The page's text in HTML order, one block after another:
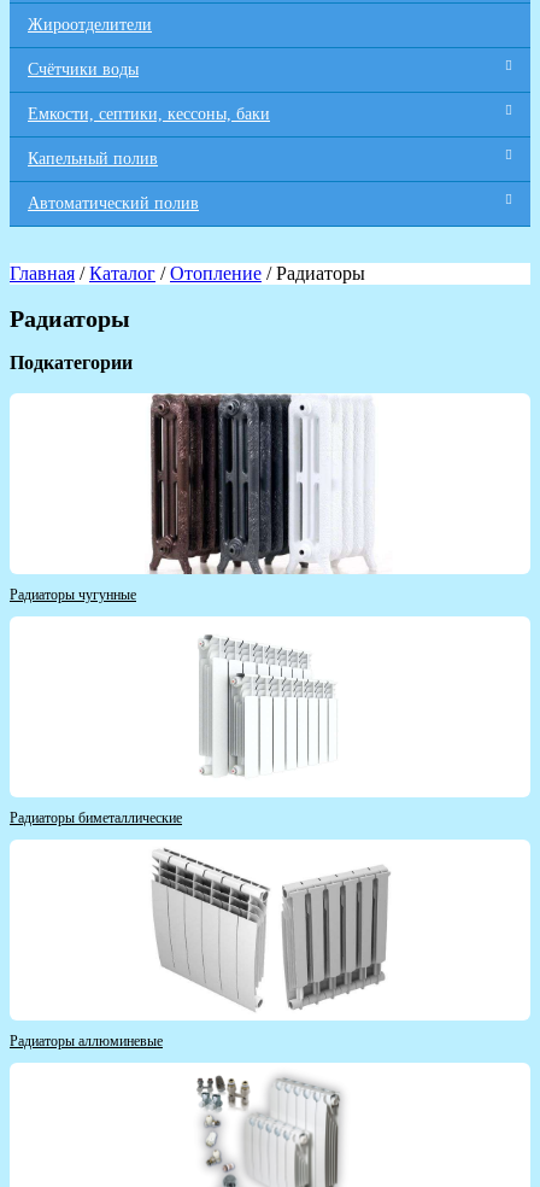
Жироотделители
Счётчики воды
Емкости, септики, кессоны, баки
Капельный полив
Автоматический полив
Главная /Каталог /Отопление / Радиаторы
Радиаторы
Подкатегории
Радиаторы чугунные
Радиаторы биметаллические
Радиаторы аллюминевые